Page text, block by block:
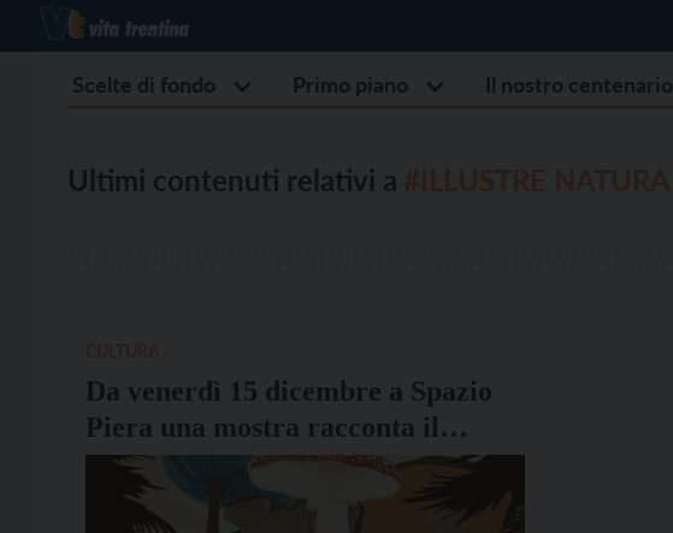
Scelte di fondo Primo piano Il nostro centenario
Ultimi contenuti relativi a
Da venerdì 15 dicembre a Spazio
Piera una mostra racconta il
rapporto uomo-natura